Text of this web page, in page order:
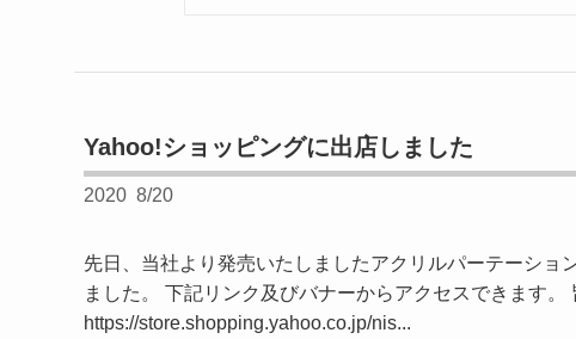
Yahoo!ショッピングに出店しました
2020 8/20
先日、当社より発売いたしましたアクリルパーテーショ
ました。 下記リンク及びバナーからアクセスできます。
https://store.shopping.yahoo.co.jp/nis...